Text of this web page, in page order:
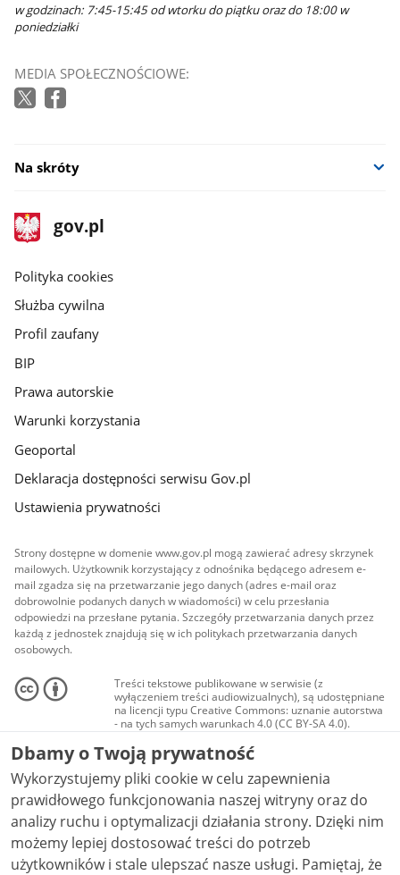
w godzinach: 7:45-15:45 od wtorku do piątku oraz do 18:00 w
poniedziałki
MEDIA SPOŁECZNOŚCIOWE:
Na skróty
stopka
gov.pl
Strona
gov.pl
gov.pl
Polityka cookies
Służba cywilna
Profil zaufany
BIP
Prawa autorskie
Warunki korzystania
Geoportal
Deklaracja dostępności serwisu Gov.pl
Ustawienia prywatności
Strony dostępne w domenie www.gov.pl mogą zawierać adresy skrzynek
mailowych. Użytkownik korzystający z odnośnika będącego adresem e-
mail zgadza się na przetwarzanie jego danych (adres e-mail oraz
dobrowolnie podanych danych w wiadomości) w celu przesłania
odpowiedzi na przesłane pytania. Szczegóły przetwarzania danych przez
każdą z jednostek znajdują się w ich politykach przetwarzania danych
osobowych.
Treści tekstowe publikowane w serwisie (z
wyłączeniem treści audiowizualnych), są udostępniane
na licencji typu Creative Commons: uznanie autorstwa
- na tych samych warunkach 4.0 (CC BY-SA 4.0).
Materiały audiowizualne, w tym zdjęcia, materiały
audio i wideo, są udostępniane na licencji typu
Creative Commons: uznanie autorstwa użycie
niekomercyjne - bez utworów zależnych 4.0 (CC BY-
NC-ND 4.0), o ile nie jest to stwierdzone inaczej.
Dbamy o Twoją prywatność
Wykorzystujemy pliki cookie w celu zapewnienia
prawidłowego funkcjonowania naszej witryny oraz do
analizy ruchu i optymalizacji działania strony. Dzięki nim
możemy lepiej dostosować treści do potrzeb
użytkowników i stale ulepszać nasze usługi. Pamiętaj, że